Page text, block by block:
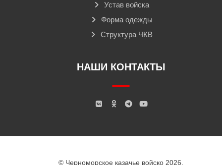
Устав войска
Форма одежды
Структура ЧКВ
НАШИ КОНТАКТЫ
© Черноморское казачье войско 2026.